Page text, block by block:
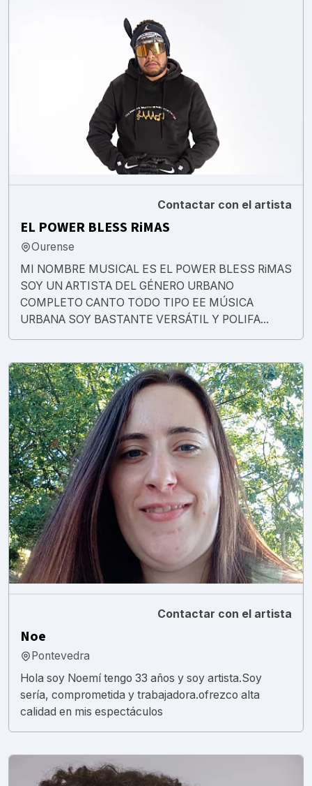
Contactar con el artista
EL POWER BLESS RiMAS
Ourense
MI NOMBRE MUSICAL ES EL POWER BLESS RiMAS
SOY UN ARTISTA DEL GÉNERO URBANO
COMPLETO CANTO TODO TIPO EE MÚSICA
URBANA SOY BASTANTE VERSÁTIL Y POLIFA...
Contactar con el artista
Noe
Pontevedra
Hola soy Noemí tengo 33 años y soy artista.Soy
sería, comprometida y trabajadora.ofrezco alta
calidad en mis espectáculos